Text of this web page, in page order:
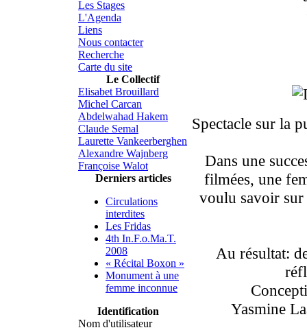
Les Stages
L'Agenda
Liens
Nous contacter
Recherche
Carte du site
Le Collectif
Elisabet Brouillard
Michel Carcan
Abdelwahad Hakem
Claude Semal
Laurette Vankeerberghen
Alexandre Wajnberg
Françoise Walot
Derniers articles
Circulations
interdites
Les Fridas
4th In.F.o.Ma.T.
2008
« Récital Boxon »
Monument à une
femme inconnue
Identification
Nom d'utilisateur
Spectacle sur la
Dans une
filmées, une
voulu savoir sur
Au résultat:
Yasmine